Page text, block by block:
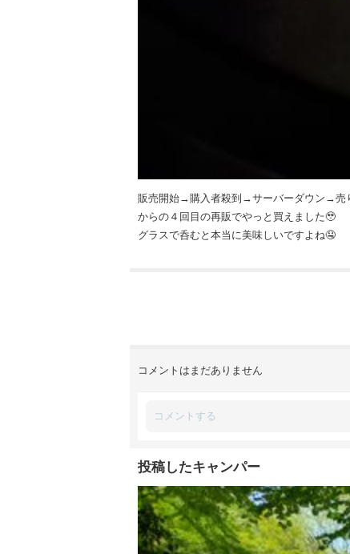
販売開始→購入者殺到→サーバーダウン→売
からの４回目の再販でやっと買えました🥹
グラスで呑むと本当に美味しいですよね🤤
コメントはまだありません
投稿したキャンパー